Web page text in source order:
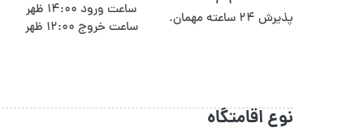
پذیرش ۲۴ ساعته مهمان.
ساعت ورود 14:00 ظهر
ساعت خروج 12:00 ظهر
نوع اقامتگاه